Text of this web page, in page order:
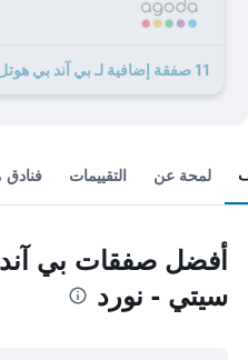
11 صفقة إضافية لـ بي آند بي هوتل ميونخ سيتي - نورد
لمحة عن التقييمات فنادق
أفضل صفقات بي
سيتي - نورد